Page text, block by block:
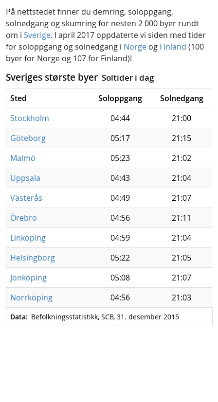
På nettstedet finner du demring, soloppgang,
solnedgang ogskumringfor nesten 2 000 byer rundt
om i Sverige. I april 2017 oppdaterte vi siden med tider
for soloppgang og solnedgang i Norge og Finland (100
byer for Norge og 107 for Finland)!
Sveriges største byer Soltider i dag
Sted Soloppgang
Solnedgang
Stockholm
04:44
21:00
Göteborg
05:17
21:15
Malmö
05:23
21:02
Uppsala
04:43
21:04
Västerås
04:49
21:07
Örebro
04:56
21:11
Linköping
04:59
21:04
Helsingborg
05:22
21:05
Jönköping
05:08
21:07
Norrköping
04:56 21:03
Data: Befolkningsstatistikk, SCB, 31. desember 2015